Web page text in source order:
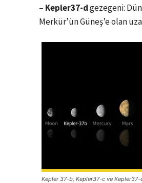
– Kepler37-dgezegeni:
Merkür’ün Güneş’e olan
Kepler 37-b, Kepler37-c ve